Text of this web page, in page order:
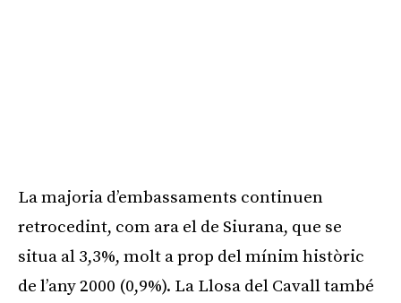
La majoria d’embassaments continuen
retrocedint, com ara el de Siurana, que se
situa al 3,3%, molt a prop del mínim històric
de l’any 2000 (0,9%). La Llosa del Cavall també